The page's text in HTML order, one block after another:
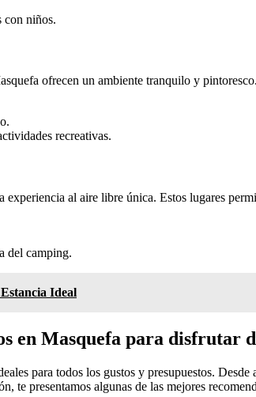
con niños.
ofrecen un ambiente tranquilo y
recreativas.
experiencia al aire libre única. Estos lugares
del camping.
Ideal
en Masquefa para disfrutar
para todos los gustos y presupuestos.
presentamos algunas de las mejores